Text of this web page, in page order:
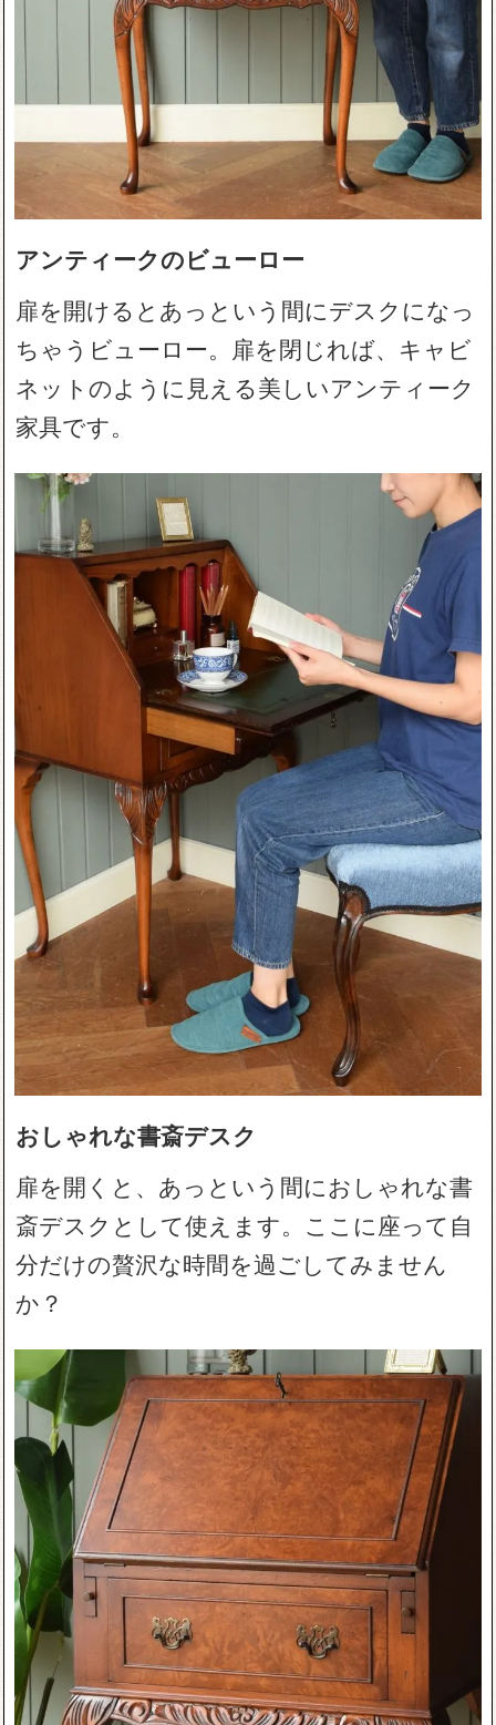
アンティークのビューロー
扉を開けるとあっという間にデスクになっ
ちゃうビューロー。扉を閉じれば、キャビ
ネットのように見える美しいアンティーク
家具です。
おしゃれな書斎デスク
扉を開くと、あっという間におしゃれな書
斎デスクとして使えます。ここに座って自
分だけの贅沢な時間を過ごしてみません
か？